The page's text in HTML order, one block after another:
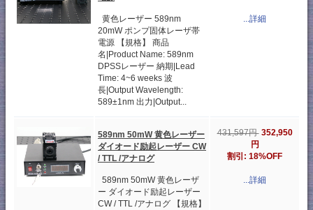
黄色レーザー 589nm
20mW ポンプ固体レーザ帯
電源 【規格】 商品
名|Product Name: 589nm
DPSSレーザー 納期|Lead
Time: 4~6 weeks 波
長|Output Wavelength:
589±1nm 出力|Output...
...詳細
589nm 50mW 黄色レーザー
ダイオード励起レーザー CW
/ TTL /アナログ
589nm 50mW 黄色レーザ
ー ダイオード励起レーザー
CW / TTL /アナログ 【規格】
431,597円 352,950
円
割引: 18%OFF
...詳細